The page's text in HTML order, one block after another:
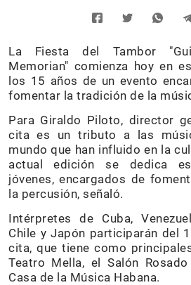
La Fiesta del Tambor
Memorian" comienza hoy en
los 15 años de un evento
fomentar la tradición de la
Para Giraldo Piloto, director
cita es un tributo a las
mundo que han influido en la
actual edición se dedica
jóvenes, encargados de
la percusión, señaló.
Intérpretes de Cuba,
Chile y Japón participarán del
cita, que tiene como
Teatro Mella, el Salón
Casa de la Música Habana.